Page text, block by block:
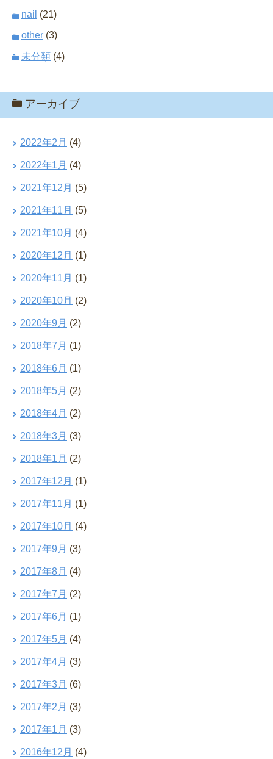
nail (21)
other (3)
未分類 (4)
アーカイブ
2022年2月 (4)
2022年1月 (4)
2021年12月 (5)
2021年11月 (5)
2021年10月 (4)
2020年12月 (1)
2020年11月 (1)
2020年10月 (2)
2020年9月 (2)
2018年7月 (1)
2018年6月 (1)
2018年5月 (2)
2018年4月 (2)
2018年3月 (3)
2018年1月 (2)
2017年12月 (1)
2017年11月 (1)
2017年10月 (4)
2017年9月 (3)
2017年8月 (4)
2017年7月 (2)
2017年6月 (1)
2017年5月 (4)
2017年4月 (3)
2017年3月 (6)
2017年2月 (3)
2017年1月 (3)
2016年12月 (4)